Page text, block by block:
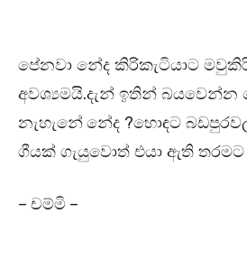
පේනවා නේද කිරිකැටියාට
අවශ්‍යමයි.දැන් ඉතින් බයවෙන්න
නැහැනේ නේද ?හොඳට
ගීයක් ගැයුවොත් එයා ඇති තරමට
– චම්මි –